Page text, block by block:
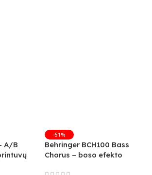
A/B
-51%
Behringer BCH100 Bass
Chorus – boso efekto